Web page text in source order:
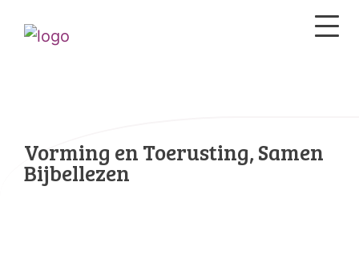
Vorming en Toerusting, Samen
Bijbellezen